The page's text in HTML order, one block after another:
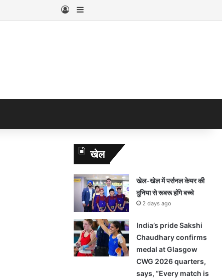
Log InSidebar
खेल
खेल-खेल में पर्सनल केयर की
दुनिया से रूबरू होंगे बच्चे
2 days ago
India’s pride Sakshi
Chaudhary confirms
medal at Glasgow
CWG 2026 quarters,
says, “Every match is